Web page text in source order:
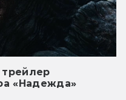
«Надежда»